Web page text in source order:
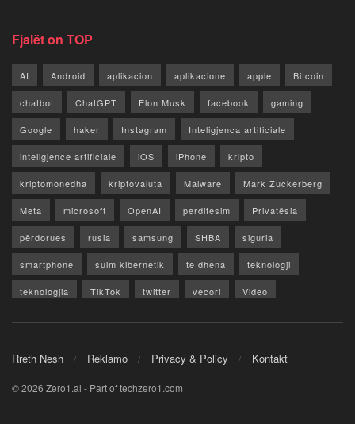
Fjalët on TOP
AI Android aplikacion aplikacione apple Bitcoin
chatbot ChatGPT Elon Musk facebook gaming
Google haker Instagram Inteligjenca artificiale
inteligjence artificiale iOS iPhone kripto
kriptomonedha kriptovaluta Malware Mark Zuckerberg
Meta microsoft OpenAI perditesim Privatësia
përdorues rusia samsung SHBA siguria
smartphone sulm kibernetik te dhena teknologji
teknologjia TikTok twitter vecori Video
Rreth Nesh Reklamo Privacy & Policy Kontakt
© 2026 Zero1.al - Part of techzero1.com